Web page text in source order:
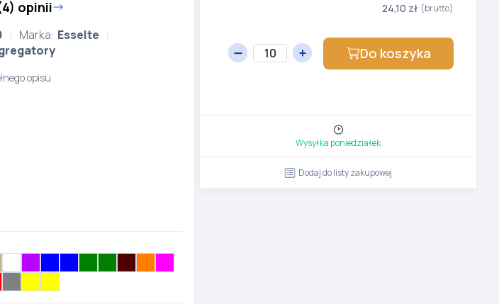
opinii
Marka: Esselte
opisu
24,10 zł (brutto)
Do koszyka
Wysyłka poniedziałek
Dodaj do listy zakupowej